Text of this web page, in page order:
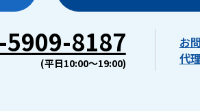
5909-8187
(平日10:00〜19:00)
お
代